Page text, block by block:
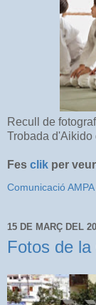
Recull de
Trobada d'Aikido
Fes clik per
Comunicació AMPA
15 DE MARÇ DEL
Fotos de